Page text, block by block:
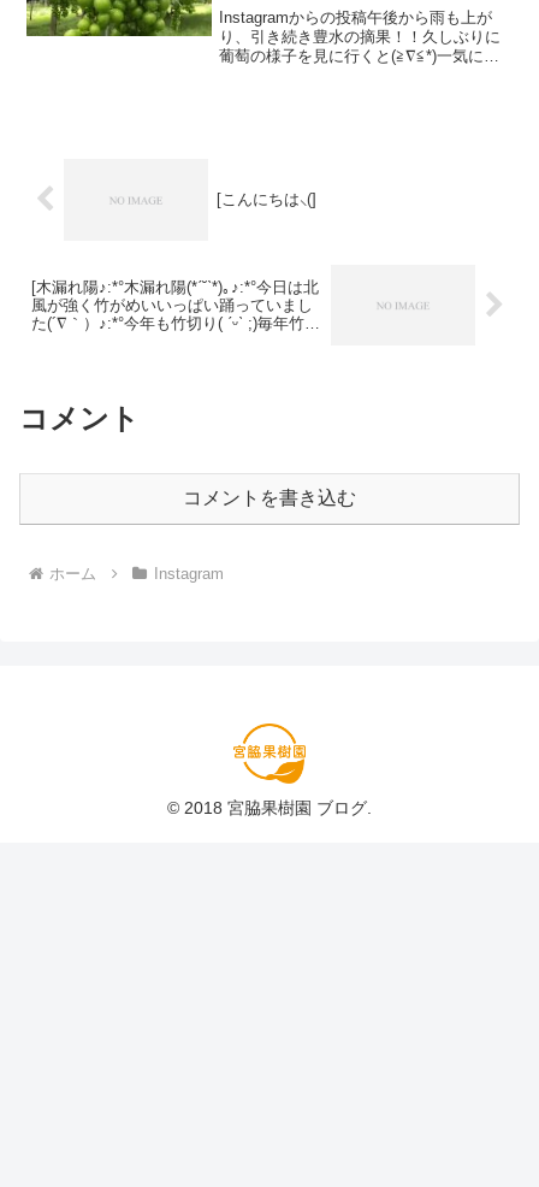
ってた！マスカットではありませ
ん（笑）藤稔(ふじみのり)です
(*ˊ˘ˋ*)｡♪:*°これから、色がついて
スメです(*´╰╯`๓)♬]
Instagramからの投稿午後から雨も上が
り、引き続き豊水の摘果！！久しぶりに
葡萄の様子を見に行くと(≧∇≦*)一気に育
[こんにちは⸜(]
[木漏れ陽♪:*°木漏れ陽(*ˊ˘ˋ*)｡♪:*°今日は北
風が強く竹がめいいっぱい踊っていまし
た(´∇｀）♪:*°今年も竹切り( ˊᵕˋ ;)毎年竹切
コメント
コメントを書き込む
ホーム Instagram
© 2018 宮脇果樹園 ブログ.